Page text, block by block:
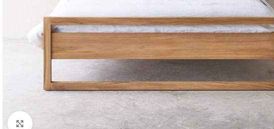
Click to enlarge